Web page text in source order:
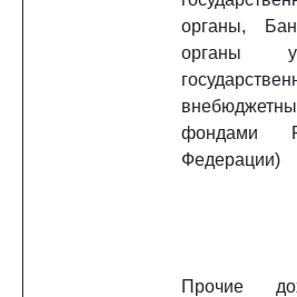
органы,
органы
фондами
Федерации)
Прочие